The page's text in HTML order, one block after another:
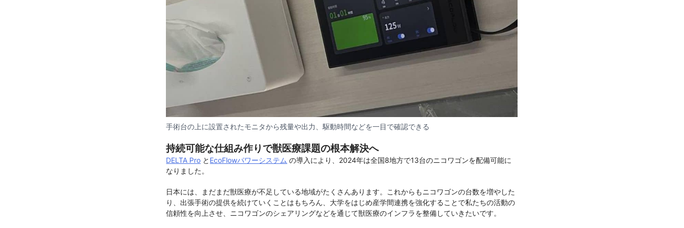
手術台の上に設置されたモニタから残量や出力、駆動時間などを一目で確認できる
持続可能な仕組み作りで獣医療課題の根本解決へ
DELTA Pro と EcoFlowパワーシステム の導入により、2024年は全国8地方で13台のニコワゴンを配備可能に
なりました。
日本には、まだまだ獣医療が不足している地域がたくさんあります。これからもニコワゴンの台数を増やした
り、出張手術の提供を続けていくことはもちろん、大学をはじめ産学間連携を強化することで私たちの活動の
信頼性を向上させ、ニコワゴンのシェアリングなどを通じて獣医療のインフラを整備していきたいです。